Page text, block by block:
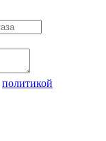
политикой